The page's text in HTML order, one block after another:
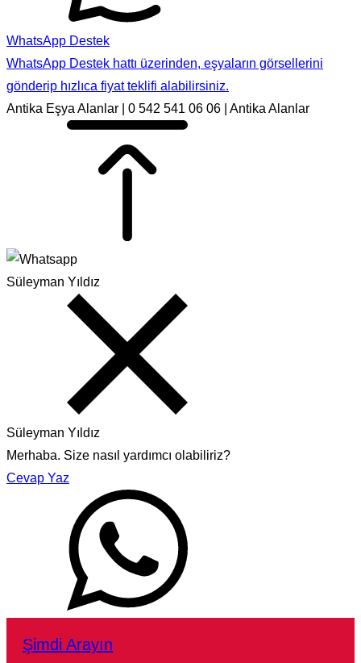
WhatsApp Destek
WhatsApp Destek hattı üzerinden, eşyaların görsellerini
gönderip hızlıca fiyat teklifi alabilirsiniz.
Antika Eşya Alanlar | 0 542 541 06 06 | Antika Alanlar
Süleyman Yıldız
Süleyman Yıldız
Merhaba. Size nasıl yardımcı olabiliriz?
Cevap Yaz
Şimdi Arayın